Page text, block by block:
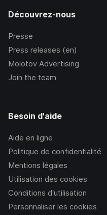
Découvrez-nous
Presse
Press releases (en)
Molotov Advertising
Join the team
Besoin d'aide
Aide en ligne
Politique de confidentialité
Mentions légales
Utilisation des cookies
Conditions d’utilisation
Personnaliser les cookies